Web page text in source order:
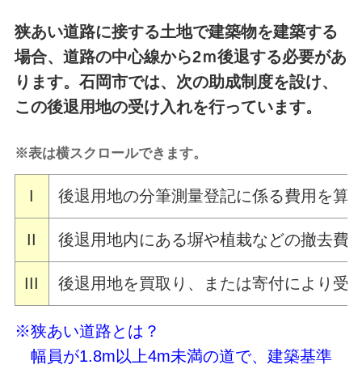
狭あい道路に接する土地で建築物を建築する
場合、道路の中心線から2ｍ後退する必要があ
ります。石岡市では、次の助成制度を設け、
この後退用地の受け入れを行っています。
※表は横スクロールできます。
I 後退用地の分筆測量登記に係る費用を算
II 後退用地内にある塀や植栽などの撤去費
III 後退用地を買取り、または寄付により
※狭あい道路とは？
幅員が1.8m以上4m未満の道で、建築基準